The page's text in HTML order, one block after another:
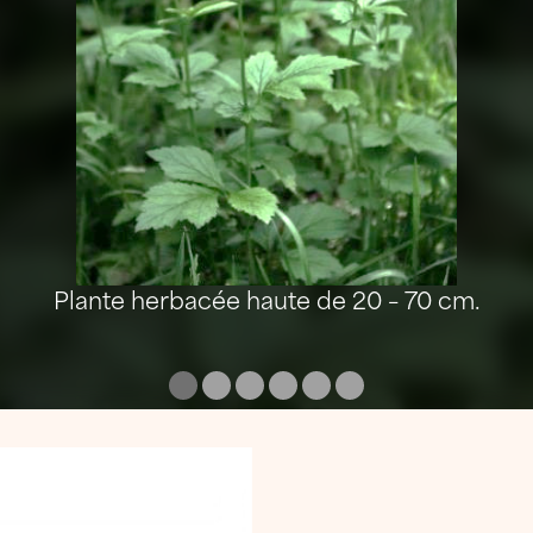
Plante herbacée haute de 20 – 70 cm.